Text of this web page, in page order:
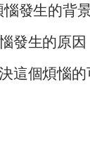
發生的背
發生的原因
這個煩惱